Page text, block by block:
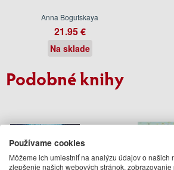
Anna Bogutskaya
21.95 €
Na sklade
Podobné knihy
Používame cookies
Môžeme ich umiestniť na analýzu údajov o našich
zlepšenie našich webových stránok,